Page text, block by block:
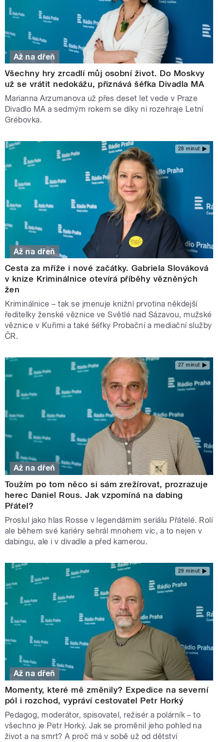
Až na dřeň
Všechny hry zrcadlí můj osobní život. Do Moskvy
už se vrátit nedokážu, přiznává šéfka Divadla MA
Marianna Arzumanova už přes deset let vede v Praze
Divadlo MA a sedmým rokem se díky ní rozehraje Letní
Grébovka.
28 minut
Až na dřeň
Cesta za mříže i nové začátky. Gabriela Slováková
v knize Kriminálnice otevírá příběhy vězněných
žen
Kriminálnice – tak se jmenuje knižní prvotina někdejší
ředitelky ženské věznice ve Světlé nad Sázavou, mužské
věznice v Kuřimi a také šéfky Probační a mediační služby
ČR.
27 minut
Až na dřeň
Toužím po tom něco si sám zrežírovat, prozrazuje
herec Daniel Rous. Jak vzpomíná na dabing
Přátel?
Proslul jako hlas Rosse v legendárním seriálu Přátelé. Rolí
ale během své kariéry sehrál mnohem víc, a to nejen v
dabingu, ale i v divadle a před kamerou.
29 minut
Až na dřeň
Momenty, které mě změnily? Expedice na severní
pól i rozchod, vypráví cestovatel Petr Horký
Pedagog, moderátor, spisovatel, režisér a polárník – to
všechno je Petr Horký. Jak se proměnil jeho pohled na
život a na smrt? A proč má v sobě už od dětství